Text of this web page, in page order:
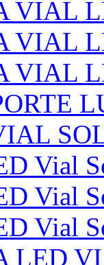
VIAL
VIAL
VIAL
Vial
Vial
Vial
LED